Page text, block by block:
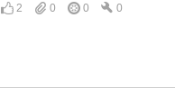
2 0 0 0